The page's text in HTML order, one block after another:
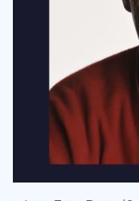
รูปภาพ Tony Evans/